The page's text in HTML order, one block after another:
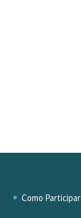
Como Participar